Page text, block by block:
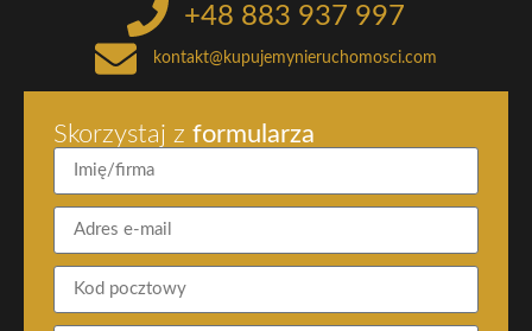
+48 883 937 997
kontakt@kupujemynieruchomosci.com
Skorzystaj z formularza